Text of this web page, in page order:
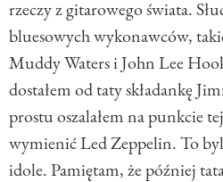
rzeczy z gitarowego świata.
bluesowych wykonawców,
Muddy Waters i John Lee
dostałem od taty składankę
prostu oszalałem na punkcie
wymienić Led Zeppelin. To
idole. Pamiętam, że później